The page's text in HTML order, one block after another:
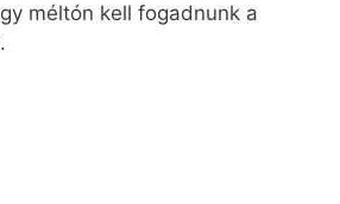
méltón kell fogadnunk a